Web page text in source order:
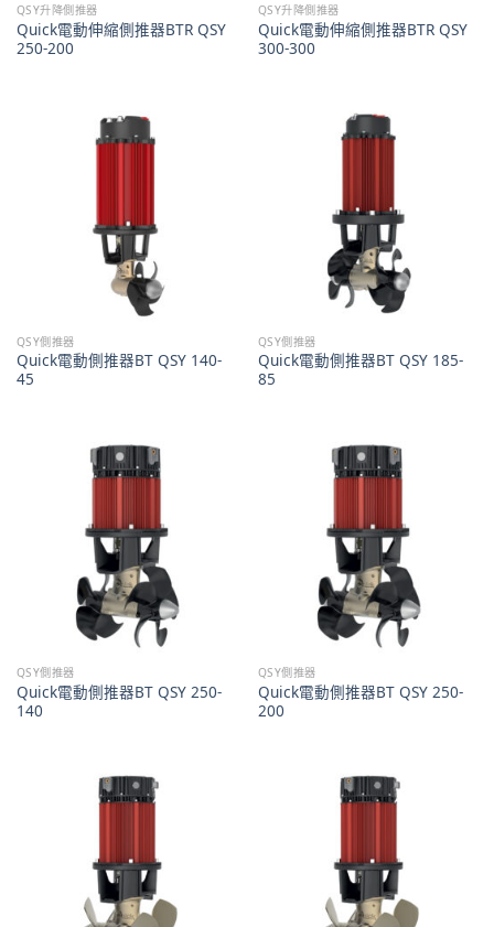
QSY升降側推器
Quick電動伸縮側推器BTR QSY
250-200
QSY升降側推器
Quick電動伸縮側推器BTR QSY
300-300
QSY側推器
Quick電動側推器BT QSY 140-
45
QSY側推器
Quick電動側推器BT QSY 185-
85
QSY側推器
Quick電動側推器BT QSY 250-
140
QSY側推器
Quick電動側推器BT QSY 250-
200